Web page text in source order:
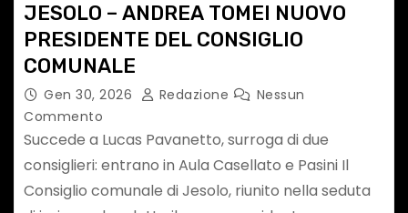
JESOLO – ANDREA TOMEI NUOVO
PRESIDENTE DEL CONSIGLIO
COMUNALE
Gen 30, 2026 Redazione
Nessun
Commento
Succede a Lucas Pavanetto, surroga di due
consiglieri: entrano in Aula Casellato e Pasini Il
Consiglio comunale di Jesolo, riunito nella seduta